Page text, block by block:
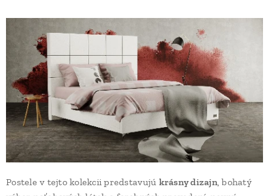
Postele v tejto kolekcii predstavujú krásny dizajn, bohatý